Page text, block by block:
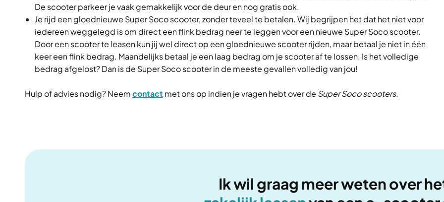
De scooter parkeer je vaak gemakkelijk voor de deur en nog gratis ook.
Je rijd een gloednieuwe Super Soco scooter, zonder teveel te betalen. Wij begrijpen het dat het niet voor
iedereen weggelegd is om direct een flink bedrag neer te leggen voor een nieuwe Super Soco scooter.
Door een scooter te leasen kun jij wel direct op een gloednieuwe scooter rijden, maar betaal je niet in één
keer een flink bedrag. Maandelijks betaal je een laag bedrag om je scooter af te lossen. Is het volledige
bedrag afgelost? Dan is de Super Soco scooter in de meeste gevallen volledig van jou!
Hulp of advies nodig? Neemcontact met ons op indien je vragen hebt over de Super Soco scooters.
Ik wil graag meer weten over